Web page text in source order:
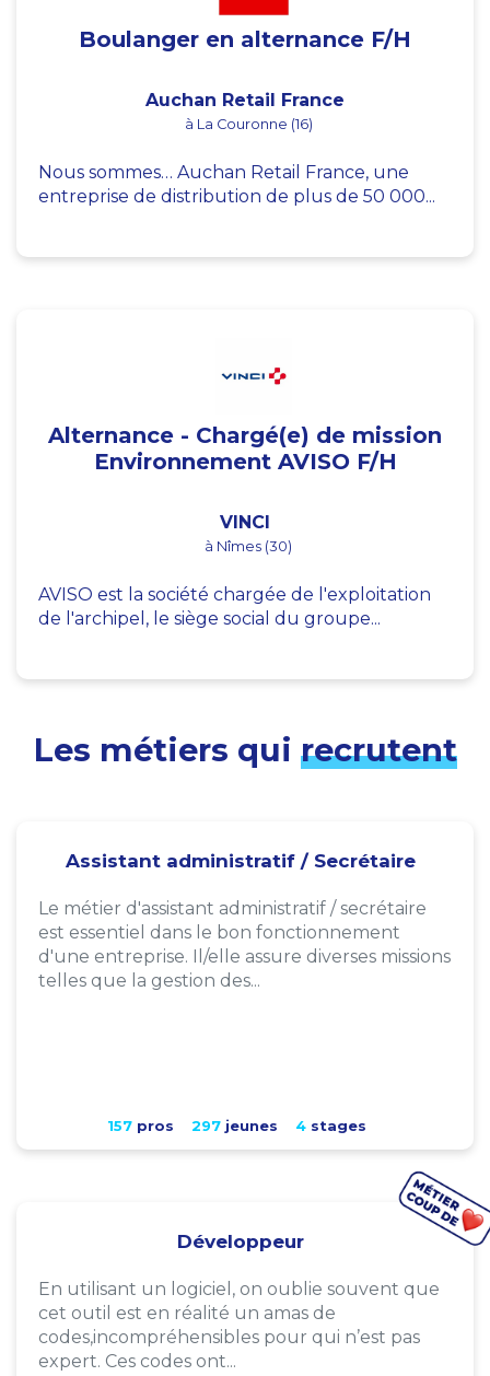
Boulanger en alternance F/H
Auchan Retail France
à La Couronne (16)
Nous sommes… Auchan Retail France, une
entreprise de distribution de plus de 50 000...
Alternance - Chargé(e) de mission
Environnement AVISO F/H
VINCI
à Nîmes (30)
AVISO est la société chargée de l'exploitation
de l'archipel, le siège social du groupe...
Les métiers qui recrutent
Assistant administratif / Secrétaire
Le métier d'assistant administratif / secrétaire
est essentiel dans le bon fonctionnement
d'une entreprise. Il/elle assure diverses missions
telles que la gestion des...
157pros 297jeunes 4stages
Développeur
En utilisant un logiciel, on oublie souvent que
cet outil est en réalité un amas de
codes,incompréhensibles pour qui n’est pas
expert. Ces codes ont...